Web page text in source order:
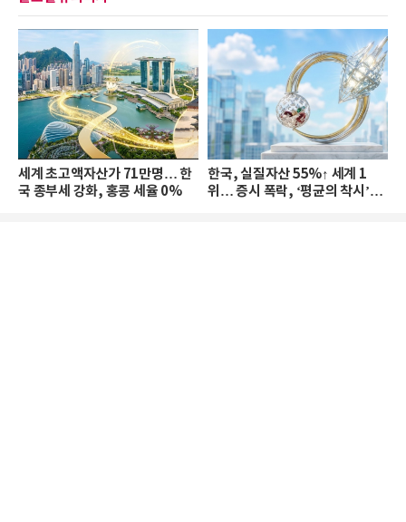
세계 초고액자산가 71만명… 한
국 종부세 강화, 홍콩 세율 0%
한국, 실질자산 55%↑ 세계 1
위… 증시 폭락, ‘평균의 착시’와